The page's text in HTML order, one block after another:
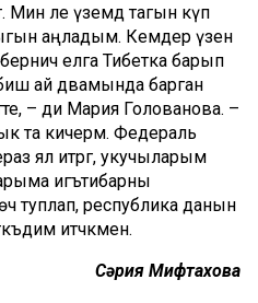
Мин әле үземдә тагын күп
аңладым. Кемдер үзен
елга Тибетка барып
ай дәвамында барган
– ди Мария Голованова. –
та кичерәм. Федераль
ял итәргә, укучыларым
игътибарны
туплап, республика данын
итәчәкмен.
Сәрия Мифтахова